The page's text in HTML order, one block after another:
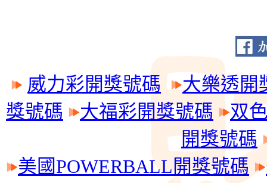
威力彩開獎號碼
大樂透開
獎號碼
大福彩開獎號碼
双
開獎號碼
美國POWERBALL開獎號碼